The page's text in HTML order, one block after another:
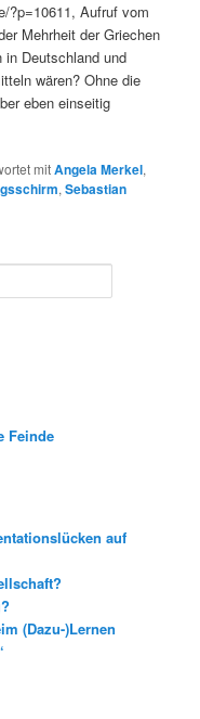
?p=10611, Aufruf vom
Mehrheit der Griechen
Deutschland und
wären? Ohne die
eben einseitig
mitAngela Merkel,
,Sebastian
Feinde
auf
(Dazu-)Lernen